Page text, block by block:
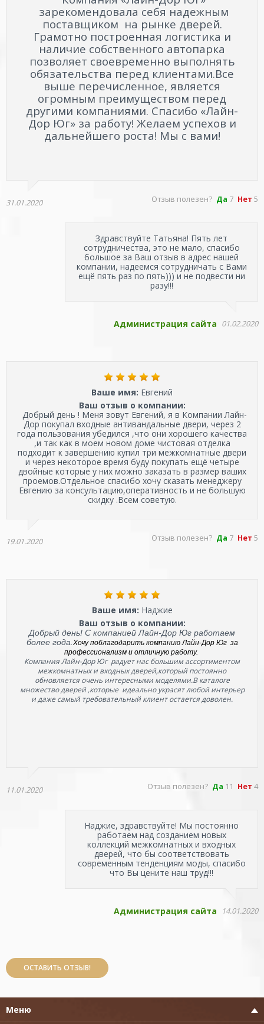
зарекомендовала себя надежным
поставщиком на рынке дверей.
Грамотно построенная логистика и
наличие собственного автопарка
позволяет своевременно выполнять
обязательства перед клиентами.Все
выше перечисленное, является
огромным преимуществом перед
другими компаниями. Спасибо «Лайн-
Дор Юг» за работу! Желаем успехов и
дальнейшего роста! Мы с вами!
31.01.2020 Отзыв полезен? Да 7 Нет 5
Здравствуйте Татьяна! Пять лет
сотрудничества, это не мало, спасибо
большое за Ваш отзыв в адрес нашей
компании, надеемся сотрудничать с Вами
ещё пять раз по пять))) и не подвести ни
разу!!!
01.02.2020
Администрация сайта
Ваше имя: Евгений
Ваш отзыв о компании:
Добрый день ! Меня зовут Евгений, я в Компании Лайн-
Дор покупал входные антивандальные двери, через 2
года пользования убедился ,что они хорошего качества
,и так как в моем новом доме чистовая отделка
подходит к завершению купил три межкомнатные двери
и через некоторое время буду покупать ещё четыре
двойные которые у них можно заказать в размер ваших
проемов.Отдельное спасибо хочу сказать менеджеру
Евгению за консультацию,оперативность и не большую
скидку .Всем советую.
19.01.2020 Отзыв полезен? Да 7 Нет 5
Ваше имя: Наджие
Ваш отзыв о компании:
Добрый день! С компанией Лайн-Дор Юг работаем
более года. Хочу поблагодарить компанию Лайн-Дор Юг за
профессионализм и отличную работу.
Компания Лайн-Дор Юг радует нас большим ассортиментом
межкомнатных и входных дверей,который постоянно
обновляется очень интересными моделями.В каталоге
множество дверей ,которые идеально украсят любой интерьер
и даже самый требовательный клиент остается доволен.
11.01.2020 Отзыв полезен? Да 11 Нет 4
Наджие, здравствуйте! Мы постоянно
работаем над созданием новых
коллекций межкомнатных и входных
дверей, что бы соответствовать
современным тенденциям моды, спасибо
что Вы цените наш труд!!!
14.01.2020
Администрация сайта
ОСТАВИТЬ ОТЗЫВ!
Меню